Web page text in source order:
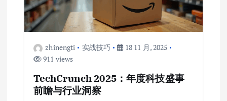
zhinengti 实战技巧
18 11 月, 2025
911 views
TechCrunch 2025：年度科技盛事
前瞻与行业洞察